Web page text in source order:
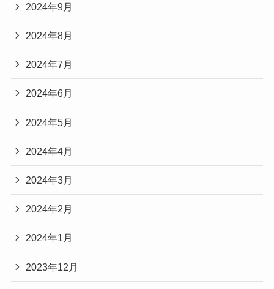
2024年9月
2024年8月
2024年7月
2024年6月
2024年5月
2024年4月
2024年3月
2024年2月
2024年1月
2023年12月